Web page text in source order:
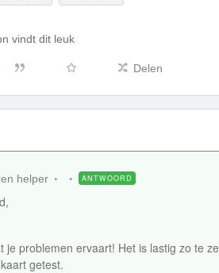
vindt dit leuk
Delen
helper ANTWOORD
je problemen ervaart! Het is lastig zo te
getest.